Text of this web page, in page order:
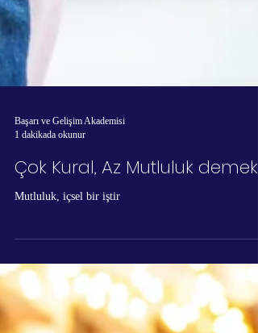
Başarı ve Gelişim Akademisi
1 dakikada okunur
Çok Kural, Az Mutluluk demek